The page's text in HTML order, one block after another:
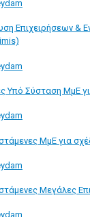
Επιχειρήσεων &
Υπό Σύσταση ΜμΕ
ΜμΕ για
Μεγάλες